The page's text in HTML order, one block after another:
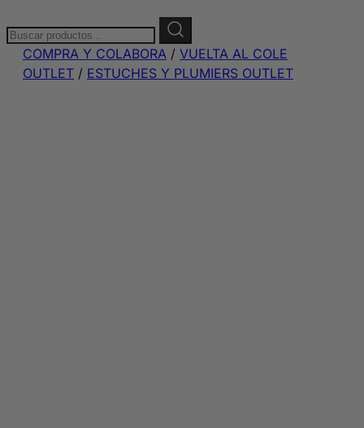
Buscar:
COMPRA Y COLABORA / VUELTA AL COLE
OUTLET / ESTUCHES Y PLUMIERS OUTLET